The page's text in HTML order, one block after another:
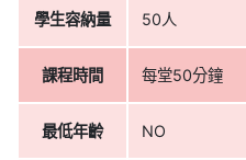
學生容納量 50人
課程時間 每堂50分鐘
最低年齡 NO